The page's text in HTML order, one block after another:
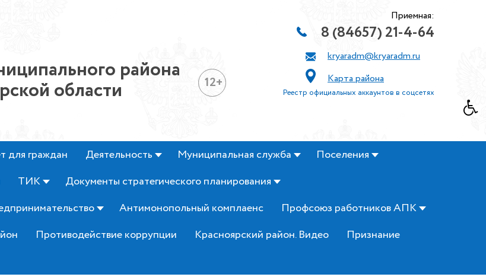
района
области 12+
Приемная:
8 (84657) 21-4-64
kryaradm@kryaradm.ru
Карта района
Реестр официальных аккаунтов в соцсетях
для граждан Деятельность Муниципальная служба
Поселения
ТИК
Документы стратегического планирования
Антимонопольный комплаенс
Профсоюз работников АПК
Противодействие коррупции Красноярский район. Видео
Признание